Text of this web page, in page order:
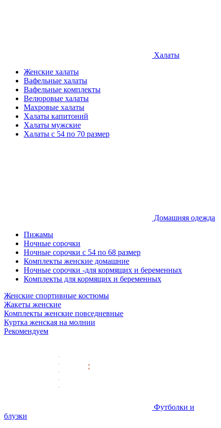
Халаты
Женские халаты
Вафельные халаты
Вафельные комплекты
Велюровые халаты
Махровые халаты
Халаты капитоний
Халаты мужские
Халаты с 54 по 70 размер
Домашняя одежда
Пижамы
Ночные сорочки
Ночные сорочки с 54 по 68 размер
Комплекты женские домашние
Ночные сорочки -для кормящих и беременных
Комплекты для кормящих и беременных
Женские спортивные костюмы
Жакеты женские
Комплекты женские повседневные
Куртка женская на молнии
Рекомендуем
Футболки и
блузки